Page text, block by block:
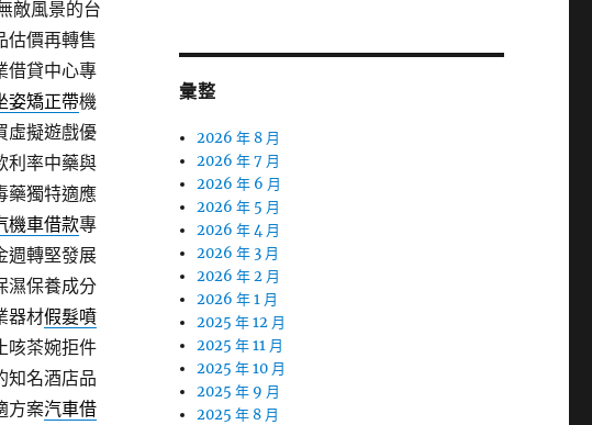
敵風景的台
估價再轉售
借貸中心專
姿矯正帶機
虛擬遊戲優
利率中藥與
藥獨特適應
機車借款專
週轉堅發展
濕保養成分
器材假髮噴
咳茶婉拒件
知名酒店品
方案汽車借
彙整
2026 年 8 月
2026 年 7 月
2026 年 6 月
2026 年 5 月
2026 年 4 月
2026 年 3 月
2026 年 2 月
2026 年 1 月
2025 年 12 月
2025 年 11 月
2025 年 10 月
2025 年 9 月
2025 年 8 月